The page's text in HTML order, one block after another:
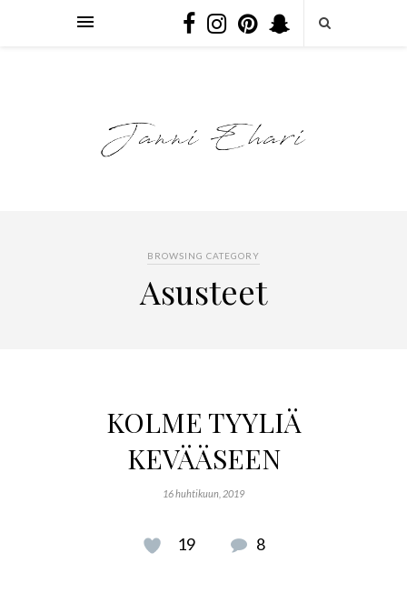
BROWSING CATEGORY
Asusteet
KOLME TYYLIÄ
KEVÄÄSEEN
16 huhtikuun, 2019
19 8